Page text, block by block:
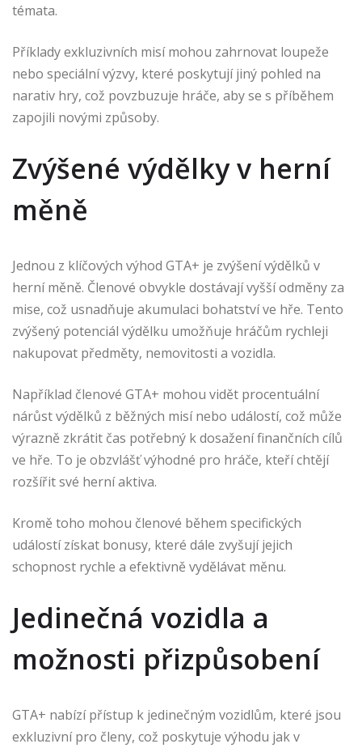
témata.
Příklady exkluzivních misí mohou zahrnovat loupeže
nebo speciální výzvy, které poskytují jiný pohled na
narativ hry, což povzbuzuje hráče, aby se s příběhem
zapojili novými způsoby.
Zvýšené výdělky v herní
měně
Jednou z klíčových výhod GTA+ je zvýšení výdělků v
herní měně. Členové obvykle dostávají vyšší odměny za
mise, což usnadňuje akumulaci bohatství ve hře. Tento
zvýšený potenciál výdělku umožňuje hráčům rychleji
nakupovat předměty, nemovitosti a vozidla.
Například členové GTA+ mohou vidět procentuální
nárůst výdělků z běžných misí nebo událostí, což může
výrazně zkrátit čas potřebný k dosažení finančních cílů
ve hře. To je obzvlášť výhodné pro hráče, kteří chtějí
rozšířit své herní aktiva.
Kromě toho mohou členové během specifických
událostí získat bonusy, které dále zvyšují jejich
schopnost rychle a efektivně vydělávat měnu.
Jedinečná vozidla a
možnosti přizpůsobení
GTA+ nabízí přístup k jedinečným vozidlům, které jsou
exkluzivní pro členy, což poskytuje výhodu jak v